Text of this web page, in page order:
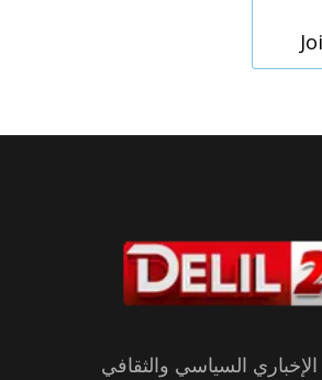
"دليل 24" الإخباري السياسي والثقافي